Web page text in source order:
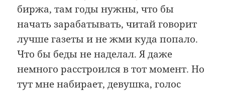
биржа, там годы нужны, что бы
начать зарабатывать, читай говорит
лучше газеты и не жми куда попало.
Что бы беды не наделал. Я даже
немного расстроился в тот момент. Но
тут мне набирает, девушка, голос